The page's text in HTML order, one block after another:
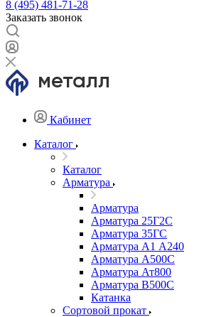
8 (495) 481-71-28
Заказать звонок
Кабинет
Каталог
Каталог
Арматура
Арматура
Арматура 25Г2С
Арматура 35ГС
Арматура А1 А240
Арматура А500С
Арматура Ат800
Арматура В500С
Катанка
Сортовой прокат